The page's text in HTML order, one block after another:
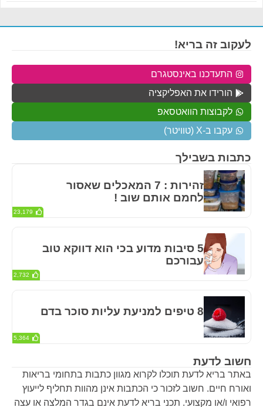
חשוב לדעת
באתר בריא לדעת תוכלו לקרוא מגוון כתבות בתחומי בריאות
ואורח חיים. חשוב לזכור כי הכתבות אינן מהוות תחליף לייעוץ
רפואי ו/או מקצועי. תכני בריא לדעת אינם בגדר המלצה או עצה
כתבות בשבילך
זהירות : 7 המאכלים שאסור
לחמם אותם שוב !
23,179
5 סיבות מדוע בכי הוא דווקא טוב
עבורכם
2,732
8 טיפים למניעת עליות סוכר בדם
5,364
לעקוב זה בריא!
התעדכנו באינסטגרם
הורידו את האפליקציה
לקבוצות הוואטסאפ
עקבו ב-X (טוויטר)